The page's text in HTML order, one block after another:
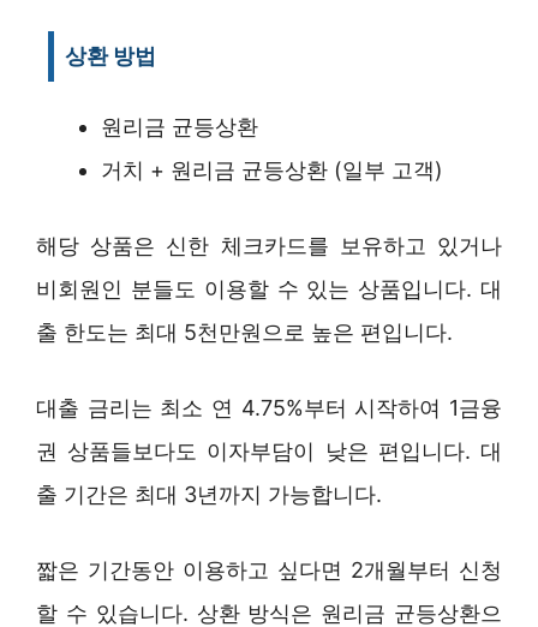
상환 방법
원리금 균등상환
거치 + 원리금 균등상환 (일부 고객)
해당 상품은 신한 체크카드를 보유하고 있거나
비회원인 분들도 이용할 수 있는 상품입니다. 대
출 한도는 최대 5천만원으로 높은 편입니다.
대출 금리는 최소 연 4.75%부터 시작하여 1금융
권 상품들보다도 이자부담이 낮은 편입니다. 대
출 기간은 최대 3년까지 가능합니다.
짧은 기간동안 이용하고 싶다면 2개월부터 신청
할 수 있습니다. 상환 방식은 원리금 균등상환으